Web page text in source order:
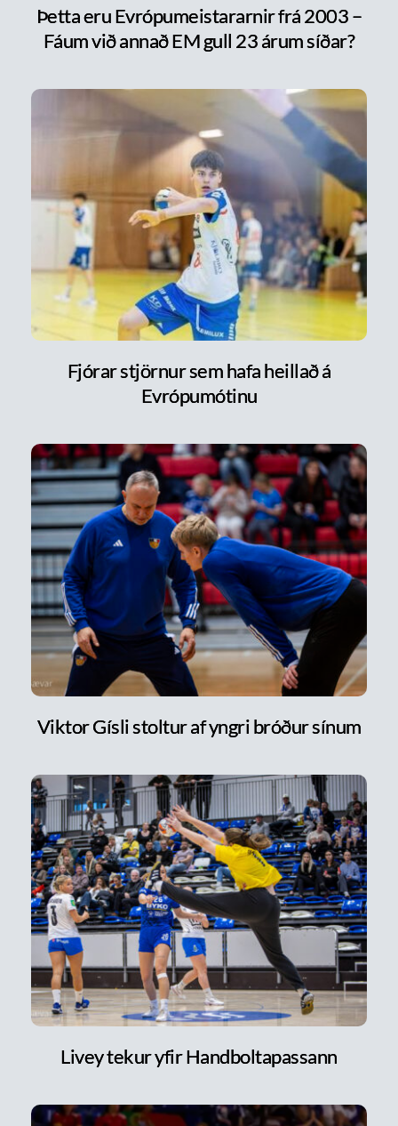
Þetta eru Evrópumeistararnir frá 2003 –
Fáum við annað EM gull 23 árum síðar?
Fjórar stjörnur sem hafa heillað á
Evrópumótinu
Viktor Gísli stoltur af yngri bróður sínum
Livey tekur yfir Handboltapassann